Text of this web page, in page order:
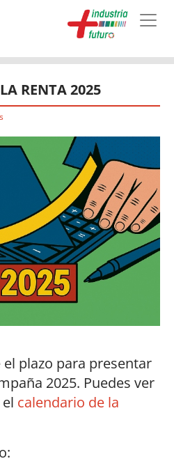
RENTA 2025
el plazo para presentar
2025. Puedes ver
calendario de la